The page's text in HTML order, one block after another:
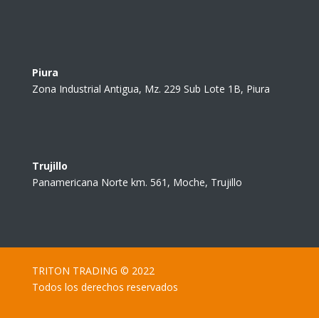
Piura
Zona Industrial Antigua, Mz. 229 Sub Lote 1B, Piura
Trujillo
Panamericana Norte km. 561, Moche, Trujillo
TRITON TRADING © 2022
Todos los derechos reservados